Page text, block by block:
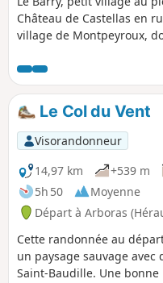
Château de Castellas en
village de Montpeyroux,
des vignes, de la bergerie
pour rejoindre le GR® 74
Saint-Baudille. Depuis ce
s'étend sur toutes les
alentours. Redescente par
Joncas et La Croix de Fer.
Le Col du Vent
Visorandonneur
14,97 km
+539 m
5h 50
Moyenne
Départ à Arboras
Cette randonnée au
un paysage sauvage
Saint-Baudille. Une